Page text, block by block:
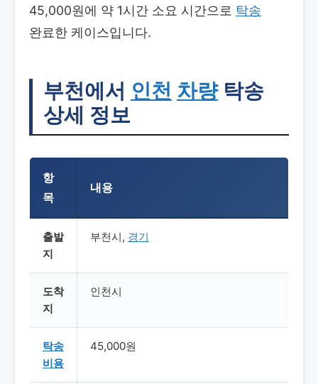
45,000원에 약 1시간 소요 시간으로 탁송
완료한 케이스입니다.
부천에서 인천 차량탁송
상세 정보
항
목
내용
출발
지
부천시, 경기
도착
지
인천시
탁송
비용
45,000원